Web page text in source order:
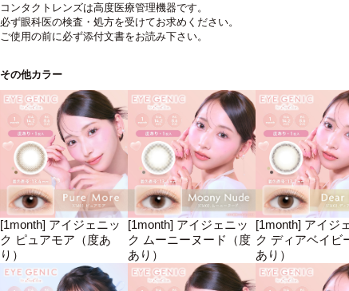
コンタクトレンズは高度医療管理機器です。
必ず眼科医の検査・処方を受けてお求めください。
ご使用の前に必ず添付文書をお読み下さい。
その他カラー
[1month] アイジェニッ
ク ピュアモア（度あ
り）
[1month] アイジェニッ
ク ムーニーヌード（度
あり）
[1month] アイジ
ク ディアベイビ
あり）